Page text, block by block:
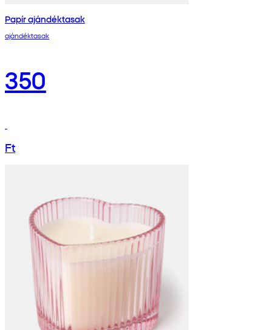
Papír ajándéktasak
ajándéktasak
350
Ft